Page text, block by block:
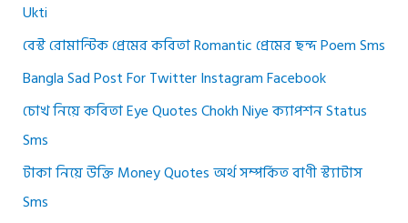
Ukti
বেস্ট রোমান্টিক প্রেমের কবিতা Romantic প্রেমের ছন্দ Poem Sms
Bangla Sad Post For Twitter Instagram Facebook
চোখ নিয়ে কবিতা Eye Quotes Chokh Niye ক্যাপশন Status
Sms
টাকা নিয়ে উক্তি Money Quotes অর্থ সম্পর্কিত বাণী স্ট্যাটাস
Sms